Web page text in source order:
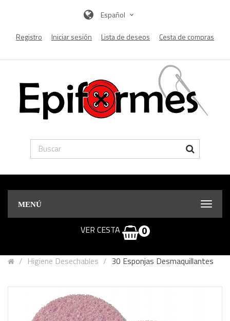
Español
Registro Iniciar sesión Lista de deseos Cesta de compras
MENÚ
VER CESTA 0
Higiene Desechables 30 Esponjas Desmaquillantes